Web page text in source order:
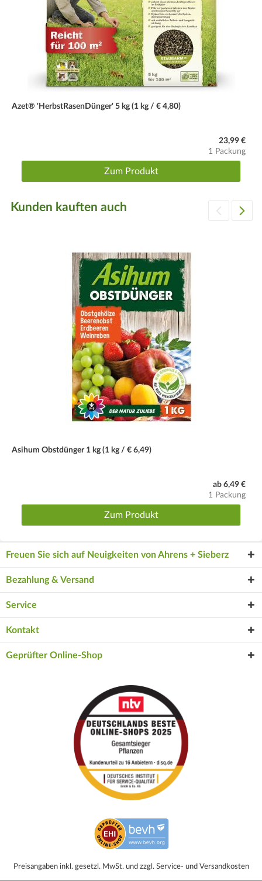
Azet® 'HerbstRasenDünger' 5 kg (1 kg / € 4,80)
23,99 €
1 Packung
Zum Produkt
Kunden kauften auch
Asihum Obstdünger 1 kg (1 kg / € 6,49)
ab 6,49 €
1 Packung
Zum Produkt
Freuen Sie sich auf Neuigkeiten von Ahrens + Sieberz
Bezahlung & Versand
Service
Kontakt
Geprüfter Online-Shop
Preisangaben inkl. gesetzl. MwSt. und zzgl. Service- und Versandkosten